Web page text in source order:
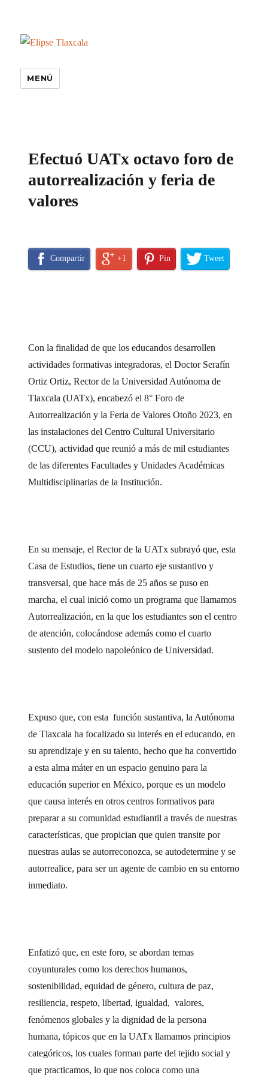
MENÚ
Efectuó UATx octavo foro de
autorrealización y feria de
valores
Compartir +1 Pin Tweet
Con la finalidad de que los educandos desarrollen
actividades formativas integradoras, el Doctor Serafín
Ortiz Ortiz, Rector de la Universidad Autónoma de
Tlaxcala (UATx), encabezó el 8° Foro de
Autorrealización y la Feria de Valores Otoño 2023, en
las instalaciones del Centro Cultural Universitario
(CCU), actividad que reunió a más de mil estudiantes
de las diferentes Facultades y Unidades Académicas
Multidisciplinarias de la Institución.
En su mensaje, el Rector de la UATx subrayó que, esta
Casa de Estudios, tiene un cuarto eje sustantivo y
transversal, que hace más de 25 años se puso en
marcha, el cual inició como un programa que llamamos
Autorrealización, en la que los estudiantes son el centro
de atención, colocándose además como el cuarto
sustento del modelo napoleónico de Universidad.
Expuso que, con esta función sustantiva, la Autónoma
de Tlaxcala ha focalizado su interés en el educando, en
su aprendizaje y en su talento, hecho que ha convertido
a esta alma máter en un espacio genuino para la
educación superior en México, porque es un modelo
que causa interés en otros centros formativos para
preparar a su comunidad estudiantil a través de nuestras
características, que propician que quien transite por
nuestras aulas se autorreconozca, se autodetermine y se
autorrealice, para ser un agente de cambio en su entorno
inmediato.
Enfatizó que, en este foro, se abordan temas
coyunturales como los derechos humanos,
sostenibilidad, equidad de género, cultura de paz,
resiliencia, respeto, libertad, igualdad, valores,
fenómenos globales y la dignidad de la persona
humana, tópicos que en la UATx llamamos principios
categóricos, los cuales forman parte del tejido social y
que practicamos, lo que nos coloca como una